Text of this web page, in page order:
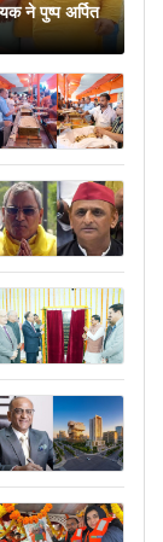
ने पुष्प अर्पित